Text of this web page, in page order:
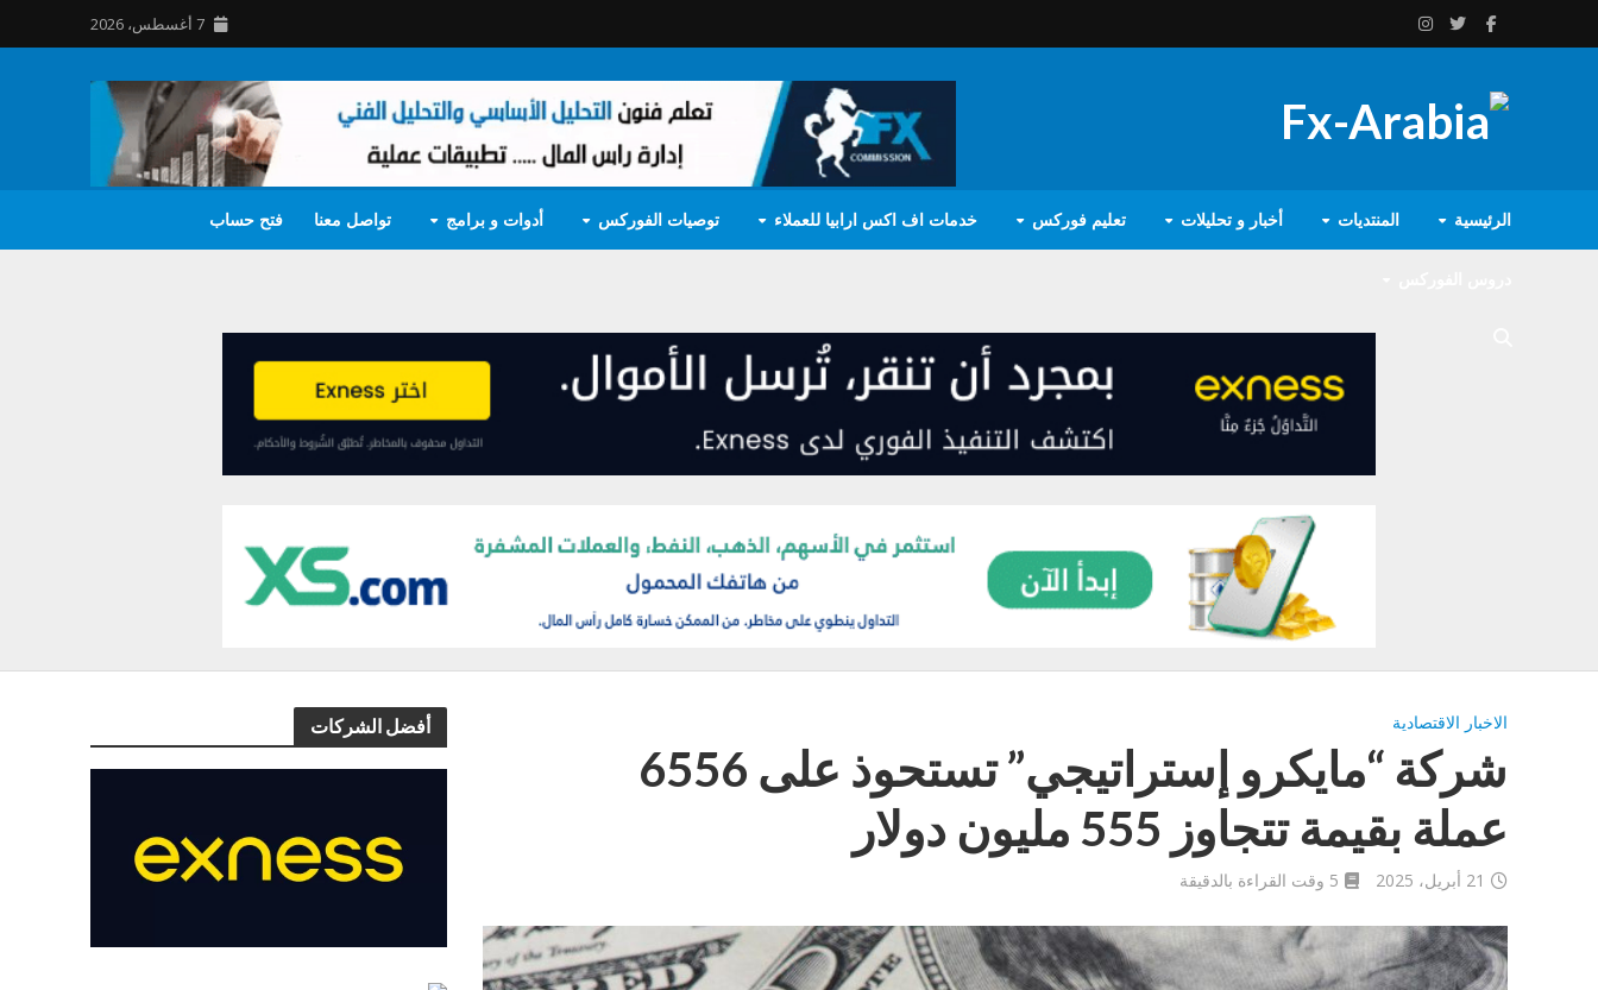
7 أغسطس، 2026
الرئيسية المنتديات أخبار و تحليلات تعليم فوركس خدمات اف اكس ارابيا للعملاء توصيات الفوركس أدوات و برامج تواصل معنا فتح حساب
أفضل الشركات الاخبار الاقتصادية
شركة “مايكرو إستراتيجي” تستحوذ على 6556
عملة بقيمة تتجاوز 555 مليون دولار
21 أبريل، 2025 5 وقت القراءة بالدقيقة